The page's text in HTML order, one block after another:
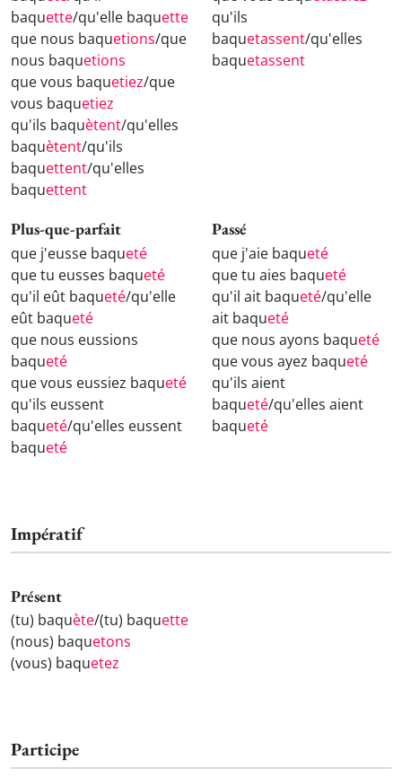
baquette/qu'elle baquette
que nous baquetions/que
nous baquetions
que vous baquetiez/que
vous baquetiez
qu'ils baquètent/qu'elles
baquètent/qu'ils
baquettent/qu'elles
baquettent
qu'ils
baquetassent/qu'elles
baquetassent
Plus-que-parfait
que j'eusse baqueté
que tu eusses baqueté
qu'il eût baqueté/qu'elle
eût baqueté
que nous eussions
baqueté
que vous eussiez baqueté
qu'ils eussent
baqueté/qu'elles eussent
baqueté
Passé
que j'aie baqueté
que tu aies baqueté
qu'il ait baqueté/qu'elle
ait baqueté
que nous ayons baqueté
que vous ayez baqueté
qu'ils aient
baqueté/qu'elles aient
baqueté
Impératif
Présent
(tu) baquète/(tu) baquette
(nous) baquetons
(vous) baquetez
Participe